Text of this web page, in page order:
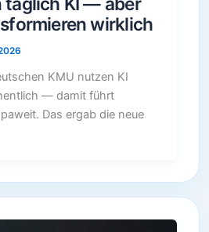
wirklich
KMU nutzen KI
— damit führt
Das ergab die neue